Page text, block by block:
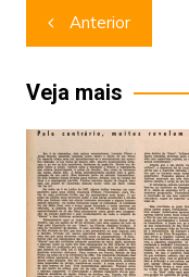
Navegação
de
Post
Anterior
Veja mais